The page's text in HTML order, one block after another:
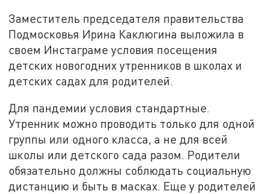
Заместитель председателя правительства
Подмосковья Ирина Каклюгина выложила в
своем Инстаграме условия посещения
детских новогодних утренников в школах и
детских садах для родителей.
Для пандемии условия стандартные.
Утренник можно проводить только для одной
группы или одного класса, а не для всей
школы или детского сада разом. Родители
обязательно должны соблюдать социальную
дистанцию и быть в масках. Еще у родителей